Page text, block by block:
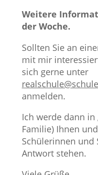
Weitere
der Woche.
Sollten Sie an
mit mir
sich gerne unter
anmelden.
Ich werde dann in
Familie) Ihnen
Schülerinnen und
Antwort stehen.